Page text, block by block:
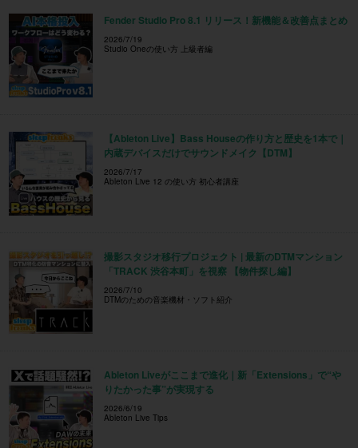
Fender Studio Pro 8.1 リリース！新機能＆改善点まとめ
2026/7/19
Studio Oneの使い方 上級者編
【Ableton Live】Bass Houseの作り方と歴史を1本で｜
内蔵デバイスだけでサウンドメイク【DTM】
2026/7/17
Ableton Live 12 の使い方 初心者講座
撮影スタジオ移行プロジェクト | 最新のDTMマンション
「TRACK 渋谷本町」を視察 【物件探し編】
2026/7/10
DTMのための音楽機材・ソフト紹介
Ableton Liveがここまで進化｜新「Extensions」で“や
りたかった事”が実現する
2026/6/19
Ableton Live Tips